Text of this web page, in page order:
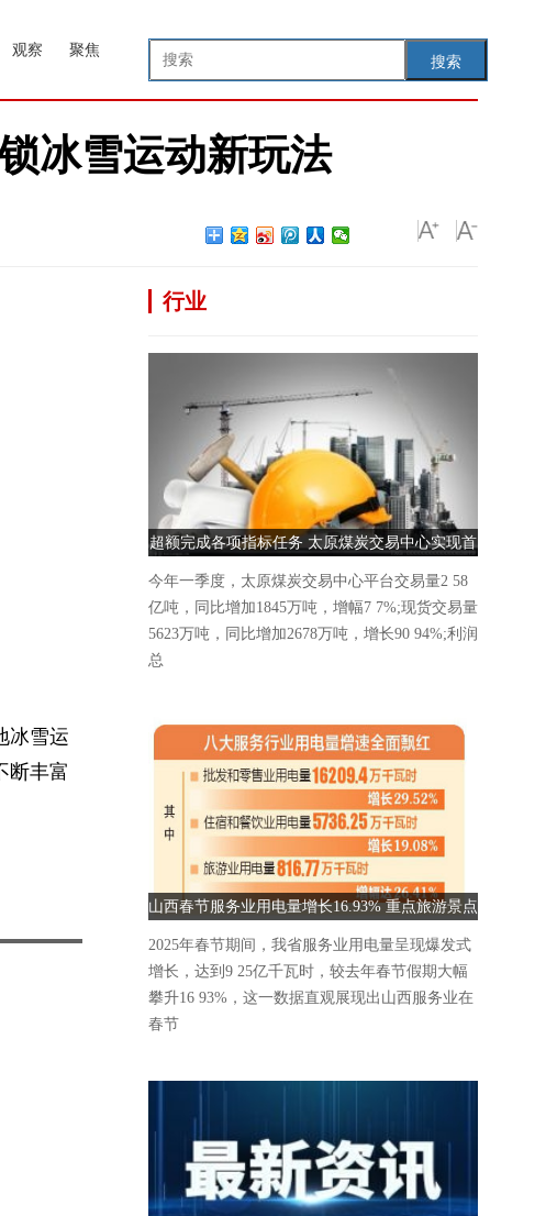
搜索
观察 聚焦
冰雪运动新玩法
冰雪运
断丰富
行业
超额完成各项指标任务 太原煤炭交易中心实现首
季“开门红”
今年一季度，太原煤炭交易中心平台交易量2 58
亿吨，同比增加1845万吨，增幅7 7%;现货交易量
5623万吨，同比增加2678万吨，增长90 94%;利润
总
山西春节服务业用电量增长16.93% 重点旅游景点
人气爆棚
2025年春节期间，我省服务业用电量呈现爆发式
增长，达到9 25亿千瓦时，较去年春节假期大幅
攀升16 93%，这一数据直观展现出山西服务业在
春节